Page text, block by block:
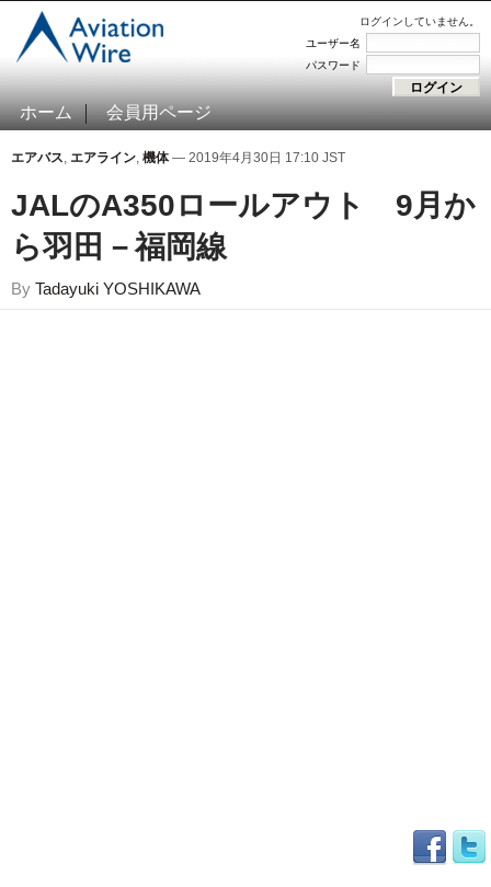
ログインしていません。
ユーザー名
パスワード
ホーム 会員用ページ
エアバス, エアライン, 機体— 2019年4月30日 17:10 JST
JALのA350ロールアウト 9月か
ら羽田－福岡線
By Tadayuki YOSHIKAWA